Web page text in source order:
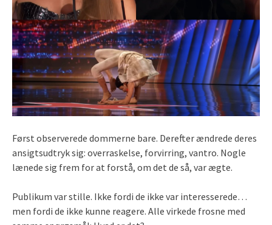
Først observerede dommerne bare. Derefter ændrede deres
ansigtsudtryk sig: overraskelse, forvirring, vantro. Nogle
lænede sig frem for at forstå, om det de så, var ægte.
Publikum var stille. Ikke fordi de ikke var interesserede…
men fordi de ikke kunne reagere. Alle virkede frosne med